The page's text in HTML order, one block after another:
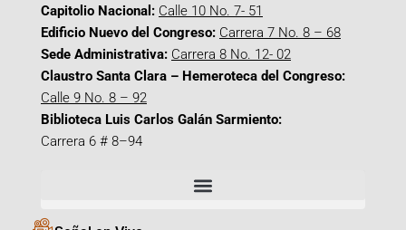
Capitolio Nacional: Calle 10 No. 7- 51
Edificio Nuevo del Congreso: Carrera 7 No. 8 – 68
Sede Administrativa: Carrera 8 No. 12- 02
Claustro Santa Clara – Hemeroteca del Congreso:
Calle 9 No. 8 – 92
Biblioteca Luis Carlos Galán Sarmiento:
Carrera 6 # 8–94